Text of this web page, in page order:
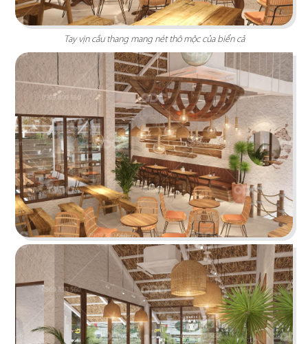
IKIGAI
Tái hiện bức tranh ẩm thực Nhật không phô
bày mà diễn tả vô cùng tinh tế
Chi tiết
Tay vịn cầu thang mang nét thô mộc của biển cả